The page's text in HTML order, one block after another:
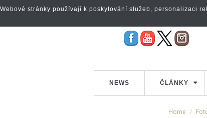
NEWS ČLÁNKY
Home
Webové stránky používají k poskytování služeb, personalizaci